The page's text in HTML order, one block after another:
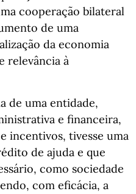
cooperação bilateral
de uma
da economia
relevância à
de uma entidade,
e financeira,
incentivos, tivesse uma
de ajuda e que
como sociedade
com eficácia, a